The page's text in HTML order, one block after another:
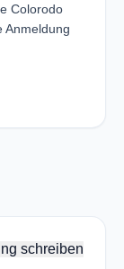
Colorodo
Anmeldung
schreiben